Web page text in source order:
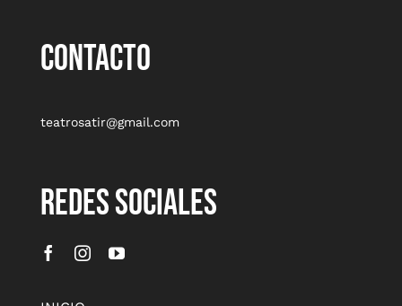
CONTACTO
teatrosatir@gmail.com
REDES SOCIALES